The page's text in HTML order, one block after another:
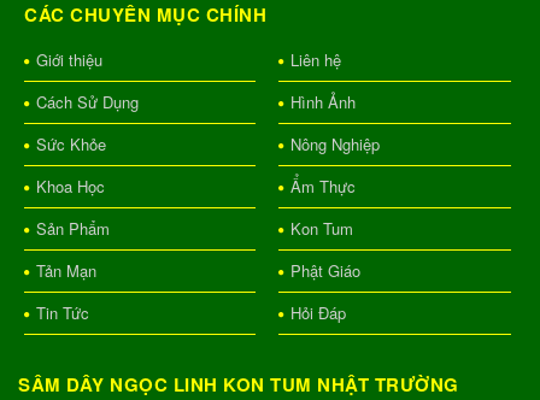
CÁC CHUYÊN MỤC CHÍNH
Giới thiệu
Liên hệ
Cách Sử Dụng
Hình Ảnh
Sức Khỏe
Nông Nghiệp
Khoa Học
Ẩm Thực
Sản Phẩm
Kon Tum
Tản Mạn
Phật Giáo
Tin Tức
Hỏi Đáp
SÂM DÂY NGỌC LINH KON TUM NHẬT TRƯỜNG